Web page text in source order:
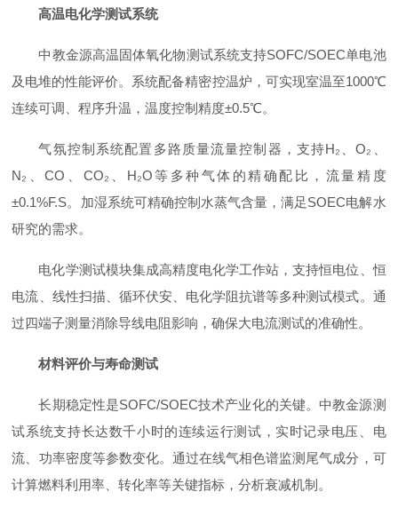
高温电化学测试系统
中教金源高温固体氧化物测试系统支持SOFC/SOEC单电池
及电堆的性能评价。系统配备精密控温炉，可实现室温至1000℃
连续可调、程序升温，温度控制精度±0.5℃。
气氛控制系统配置多路质量流量控制器，支持H₂、O₂、
N₂、CO、CO₂、H₂O等多种气体的精确配比，流量精度
±0.1%F.S。加湿系统可精确控制水蒸气含量，满足SOEC电解水
研究的需求。
电化学测试模块集成高精度电化学工作站，支持恒电位、恒
电流、线性扫描、循环伏安、电化学阻抗谱等多种测试模式。通
过四端子测量消除导线电阻影响，确保大电流测试的准确性。
材料评价与寿命测试
长期稳定性是SOFC/SOEC技术产业化的关键。中教金源测
试系统支持长达数千小时的连续运行测试，实时记录电压、电
流、功率密度等参数变化。通过在线气相色谱监测尾气成分，可
计算燃料利用率、转化率等关键指标，分析衰减机制。